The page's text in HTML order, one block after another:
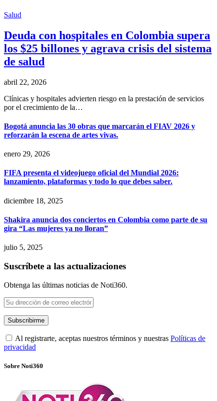
Salud
Deuda con hospitales en Colombia supera
los $25 billones y agrava crisis del sistema
de salud
abril 22, 2026
Clínicas y hospitales advierten riesgo en la prestación de servicios
por el crecimiento de la…
Bogotá anuncia las 30 obras que marcarán el FIAV 2026 y
reforzarán la escena de artes vivas.
enero 29, 2026
FIFA presenta el videojuego oficial del Mundial 2026:
lanzamiento, plataformas y todo lo que debes saber.
diciembre 18, 2025
Shakira anuncia dos conciertos en Colombia como parte de su
gira “Las mujeres ya no lloran”
julio 5, 2025
Suscríbete a las actualizaciones
Obtenga las últimas noticias de Noti360.
Al registrarte, aceptas nuestros términos y nuestras Políticas de
privacidad
Sobre Noti360